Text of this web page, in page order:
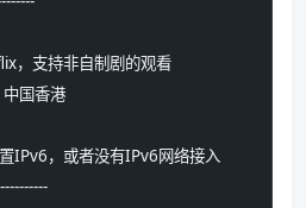
，支持非自制剧的观看
国香港
IPv6，或者没有IPv6网络接入